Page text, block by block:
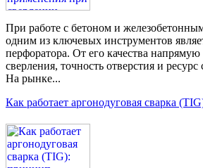
При работе с бетоном и
одним из ключевых инструментов
перфоратора. От его качества напрямую
сверления, точность отверстия и
На рынке...
Как работает аргонодуговая сварка